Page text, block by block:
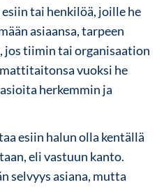
tai henkilöä, joille he
asiaansa, tarpeen
jos tiimin tai organisaation
vuoksi he
herkemmin ja
esiin halun olla kentällä
eli vastuun kanto.
selvyys asiana, mutta